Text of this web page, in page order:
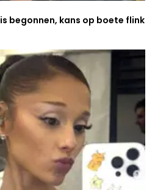
begonnen, kans op boete flink